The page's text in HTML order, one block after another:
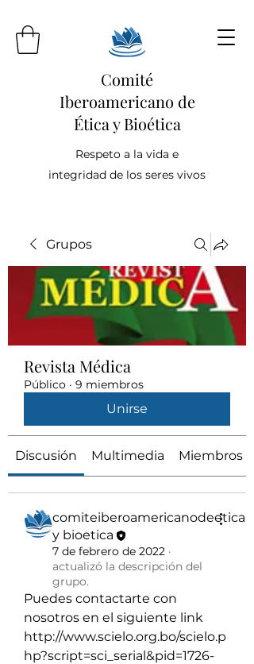
Comité
Iberoamericano de
Ética y Bioética
Respeto a la vida e
integridad de los seres vivos
Grupos
Revista Médica
Público · 9 miembros
Unirse
Discusión Multimedia Miembros
comiteiberoamericanodeetica
y bioetica
7 de febrero de 2022 ·
actualizó la descripción del
grupo.
Puedes contactarte con
nosotros en el siguiente link
http://www.scielo.org.bo/scielo.p
hp?script=sci_serial&pid=1726-